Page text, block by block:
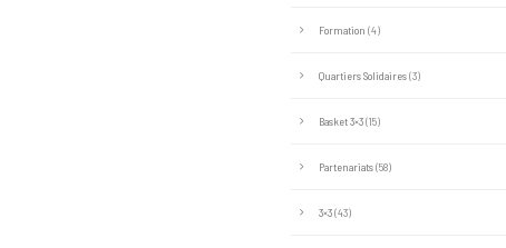
Formation (4)
Quartiers Solidaires(3)
Basket 3×3(15)
Partenariats(58)
3×3(43)